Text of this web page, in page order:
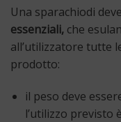
Una sparachiodi
essenziali, che
all’utilizzatore tutte
prodotto:
il peso deve
l’utilizzo previsto